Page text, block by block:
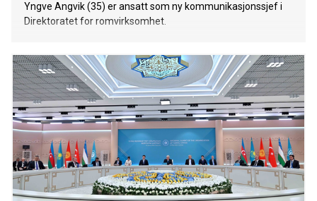
Yngve Angvik (35) er ansatt som ny kommunikasjonssjef i
Direktoratet for romvirksomhet.